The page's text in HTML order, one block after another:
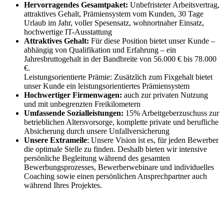
Hervorragendes Gesamtpaket: Unbefristeter Arbeitsvertrag,
attraktives Gehalt, Prämiensystem vom Kunden, 30 Tage
Urlaub im Jahr, voller Spesensatz, wohnortnaher Einsatz,
hochwertige IT-Ausstattung
Attraktives Gehalt: Für diese Position bietet unser Kunde –
abhängig von Qualifikation und Erfahrung – ein
Jahresbruttogehalt in der Bandbreite von 56.000 € bis 78.000
€.
Leistungsorientierte Prämie: Zusätzlich zum Fixgehalt bietet
unser Kunde ein leistungsorientiertes Prämiensystem
Hochwertiger Firmenwagen: auch zur privaten Nutzung
und mit unbegrenzten Freikilometern
Umfassende Sozialleistungen: 15% Arbeitgeberzuschuss zur
betrieblichen Altersvorsorge, komplette private und berufliche
Absicherung durch unsere Unfallversicherung
Unsere Extrameile: Unsere Vision ist es, für jeden Bewerber
die optimale Stelle zu finden. Deshalb bieten wir intensive
persönliche Begleitung während des gesamten
Bewerbungsprozesses, Bewerberwebinare und individuelles
Coaching sowie einen persönlichen Ansprechpartner auch
während Ihres Projektes.